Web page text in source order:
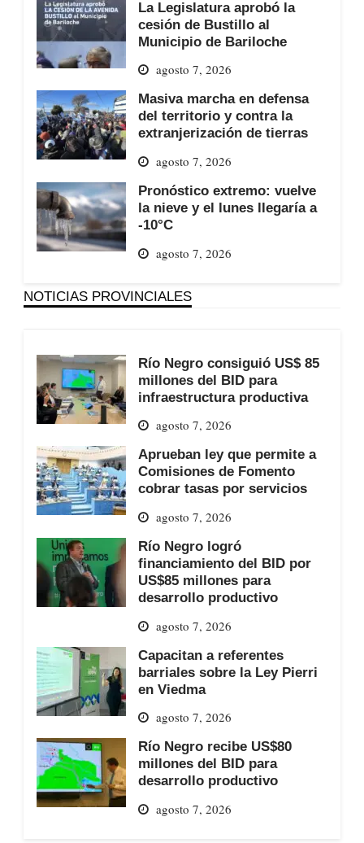
La Legislatura aprobó la
cesión de Bustillo al
Municipio de Bariloche
agosto 7, 2026
Masiva marcha en defensa
del territorio y contra la
extranjerización de tierras
agosto 7, 2026
Pronóstico extremo: vuelve
la nieve y el lunes llegaría a
-10°C
agosto 7, 2026
NOTICIAS PROVINCIALES
Río Negro consiguió US$ 85
millones del BID para
infraestructura productiva
agosto 7, 2026
Aprueban ley que permite a
Comisiones de Fomento
cobrar tasas por servicios
agosto 7, 2026
Río Negro logró
financiamiento del BID por
US$85 millones para
desarrollo productivo
agosto 7, 2026
Capacitan a referentes
barriales sobre la Ley Pierri
en Viedma
agosto 7, 2026
Río Negro recibe US$80
millones del BID para
desarrollo productivo
agosto 7, 2026